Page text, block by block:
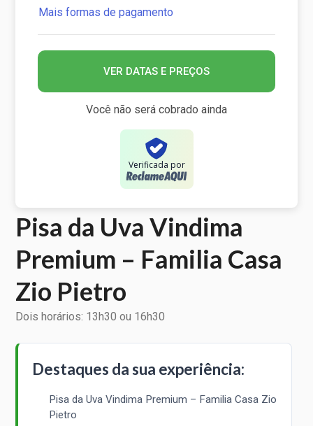
Mais formas de pagamento
VER DATAS E PREÇOS
Você não será cobrado ainda
Verificada por
Pisa da Uva Vindima
Premium – Familia Casa
Zio Pietro
Dois horários: 13h30 ou 16h30
Destaques da sua experiência:
Pisa da Uva Vindima Premium – Familia Casa Zio
Pietro